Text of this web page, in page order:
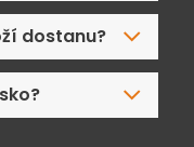
dostanu?